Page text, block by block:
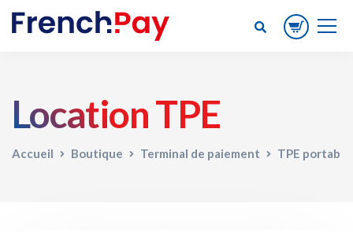
Location TPE
Accueil Boutique Terminal de paiement TPE portable